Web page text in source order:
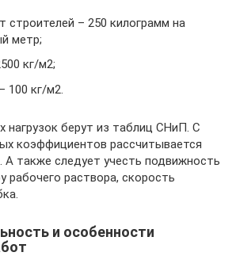
строителей – 250 килограмм на
метр;
кг/м2;
100 кг/м2.
нагрузок берут из таблиц СНиП. С
коэффициентов рассчитывается
А также следует учесть подвижность
рабочего раствора, скорость
и особенности